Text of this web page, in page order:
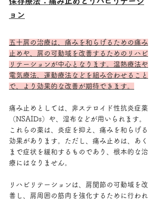
ョン
五十肩の治療は、痛みを和らげるための痛み
止めや、肩の可動域を改善するためのリハビ
リテーションが中心となります。温熱療法や
電気療法、運動療法などを組み合わせること
で、より効果的な改善が期待できます。
痛み止めとしては、非ステロイド性抗炎症薬
（NSAIDs）や、湿布などが用いられます。
これらの薬は、炎症を抑え、痛みを和らげる
効果があります。ただし、痛み止めは、あく
まで症状を緩和するものであり、根本的な治
療にはなりません。
リハビリテーションは、肩関節の可動域を改
善し、肩周囲の筋肉を強化するために行われ